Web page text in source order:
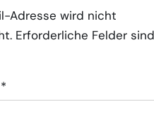
Adresse wird nicht
Erforderliche Felder
*